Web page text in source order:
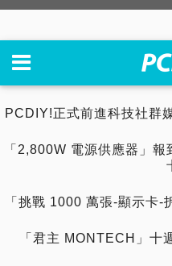
PCDIY!正式前進科技社群
「2,800W 電源供應器」
「挑戰 1000 萬張-顯示卡-
「君主 MONTECH」十